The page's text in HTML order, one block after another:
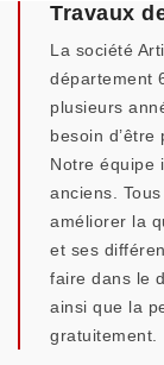
Travaux
La société
département
plusieurs
besoin
Notre équipe
anciens.
améliorer la
et ses
faire dans le
ainsi que la
gratuitement.